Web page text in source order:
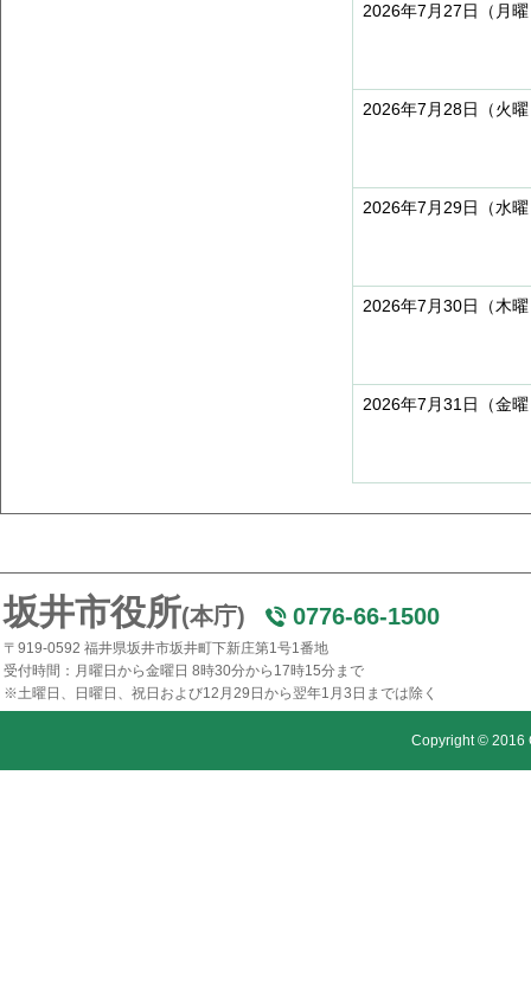
2026年7月27日（月
2026年7月28日（火
2026年7月29日（水
2026年7月30日（木
2026年7月31日（金
坂井市役所(本庁) 0776-66-1500
〒919-0592 福井県坂井市坂井町下新庄第1号1番地
受付時間：月曜日から金曜日 8時30分から17時15分まで
※土曜日、日曜日、祝日および12月29日から翌年1月3日までは除く
Copyright © 2016